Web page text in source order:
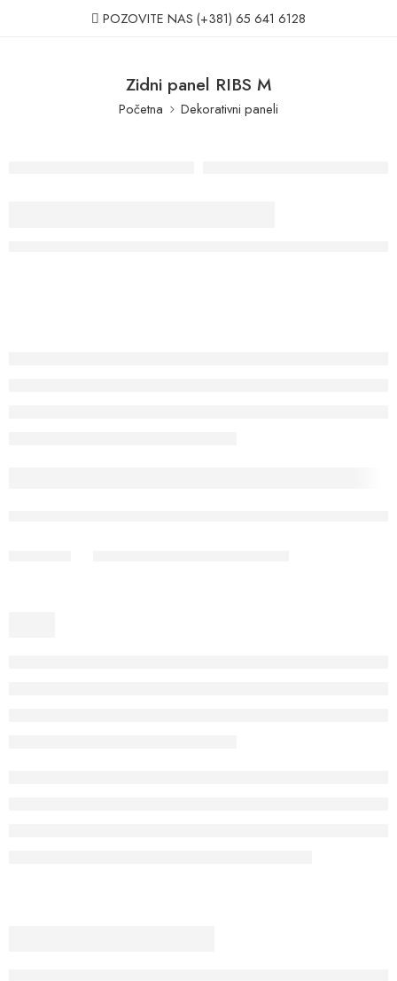
POZOVITE NAS (+381) 65 641 6128
Zidni panel RIBS M
Početna Dekorativni paneli